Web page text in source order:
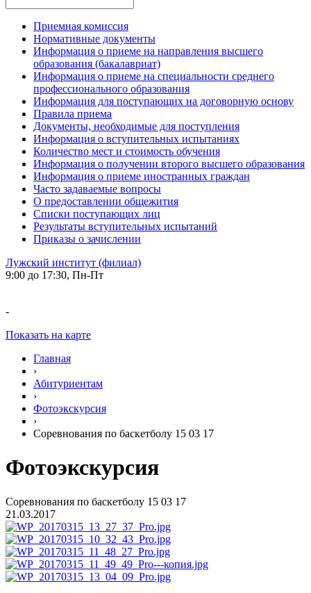
Приемная комиссия
Нормативные документы
Информация о приеме на направления высшего
образования (бакалавриат)
Информация о приеме на специальности среднего
профессионального образования
Информация для поступающих на договорную основу
Правила приема
Документы, необходимые для поступления
Информация о вступительных испытаниях
Количество мест и стоимость обучения
Информация о получении второго высшего образования
Информация о приеме иностранных граждан
Часто задаваемые вопросы
О предоставлении общежития
Списки поступающих лиц
Результаты вступительных испытаний
Приказы о зачислении
Лужский институт (филиал)
9:00 до 17:30, Пн-Пт
-
Показать на карте
Главная
›
Абитуриентам
›
Фотоэкскурсия
›
Соревнования по баскетболу 15 03 17
Фотоэкскурсия
Соревнования по баскетболу 15 03 17
21.03.2017